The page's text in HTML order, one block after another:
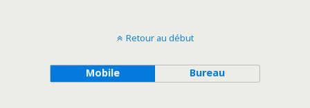
Retour au début
Mobile Bureau